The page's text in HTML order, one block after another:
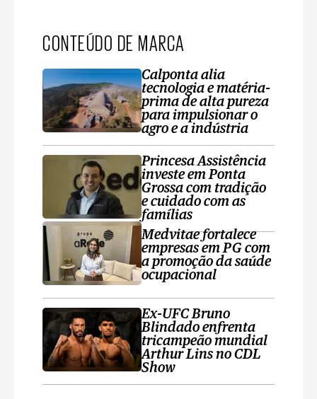
CONTEÚDO DE MARCA
Calponta alia
tecnologia e matéria-
prima de alta pureza
para impulsionar o
agro e a indústria
Princesa Assistência
investe em Ponta
Grossa com tradição
e cuidado com as
famílias
Medvitae fortalece
empresas em PG com
a promoção da saúde
ocupacional
Ex-UFC Bruno
Blindado enfrenta
tricampeão mundial
Arthur Lins no CDL
Show